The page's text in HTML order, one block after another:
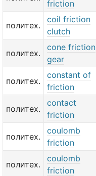
friction
политех.
coil friction
clutch
политех.
cone friction
gear
политех.
constant of
friction
политех.
contact
friction
политех.
coulomb
friction
политех.
coulomb
friction